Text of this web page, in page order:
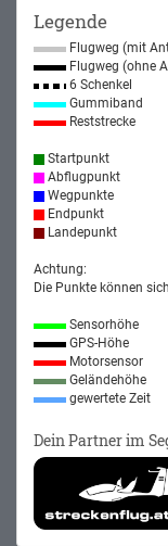
Legende
Flugweg (mit
Flugweg (ohne
6 Schenkel
Gummiband
Reststrecke
Startpunkt
Abflugpunkt
Wegpunkte
Endpunkt
Landepunkt
Achtung:
Die Punkte können
Sensorhöhe
GPS-Höhe
Motorsensor
Geländehöhe
gewertete Zeit
Dein Partner im